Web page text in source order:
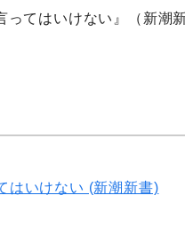
ってはいけない』（新潮
はいけない (新潮新書)